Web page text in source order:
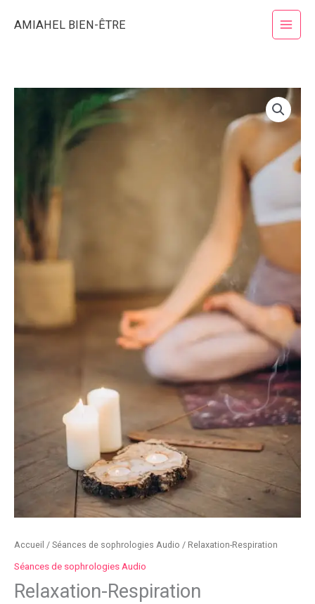
AMIAHEL BIEN-ÊTRE
Accueil / Séances de sophrologies Audio / Relaxation-Respiration
Séances de sophrologies Audio
Relaxation-Respiration